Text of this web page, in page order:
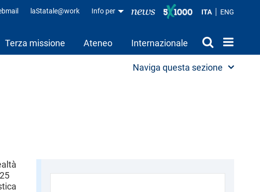
ITA ENG
laStatale@work Info per
Terza missione Ateneo Internazionale
Naviga questa sezione